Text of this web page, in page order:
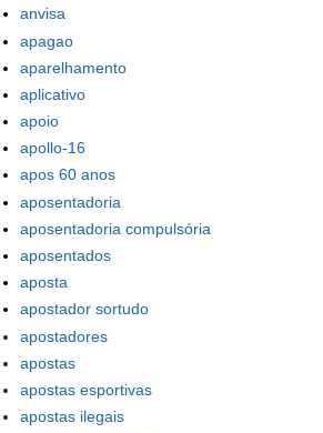
anvisa
apagao
aparelhamento
aplicativo
apoio
apollo-16
apos 60 anos
aposentadoria
aposentadoria compulsória
aposentados
aposta
apostador sortudo
apostadores
apostas
apostas esportivas
apostas ilegais